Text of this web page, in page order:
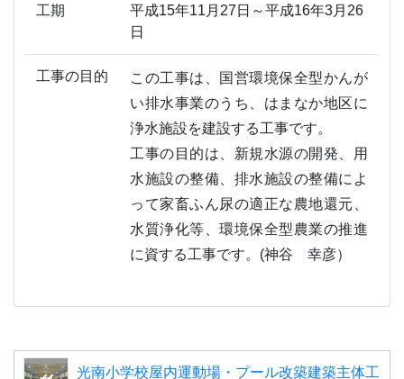
工期
平成15年11月27日～平成16年3月26
日
工事の目的
この工事は、国営環境保全型かんが
い排水事業のうち、はまなか地区に
浄水施設を建設する工事です。
工事の目的は、新規水源の開発、用
水施設の整備、排水施設の整備によ
って家畜ふん尿の適正な農地還元、
水質浄化等、環境保全型農業の推進
に資する工事です。(神谷 幸彦）
光南小学校屋内運動場・プール改築建築主体工